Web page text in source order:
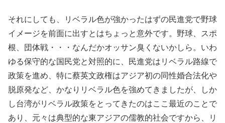
それにしても、リベラル色が強かったはずの民進党で野球
イメージを前面に出すとはちょっと意外です。野球、スポ
根、団体戦・・・なんだかオッサン臭くないかしら。いわ
ゆる保守的な国民党と対照的に、民進党はリベラル路線で
政策を進め、特に蔡英文政権はアジア初の同性婚合法化や
脱原発など、かなりリベラル色を強めてきましたが、しか
し台湾がリベラル政策をとってきたのはここ最近のことで
あり、元々は典型的な東アジアの儒教的社会ですから、リ